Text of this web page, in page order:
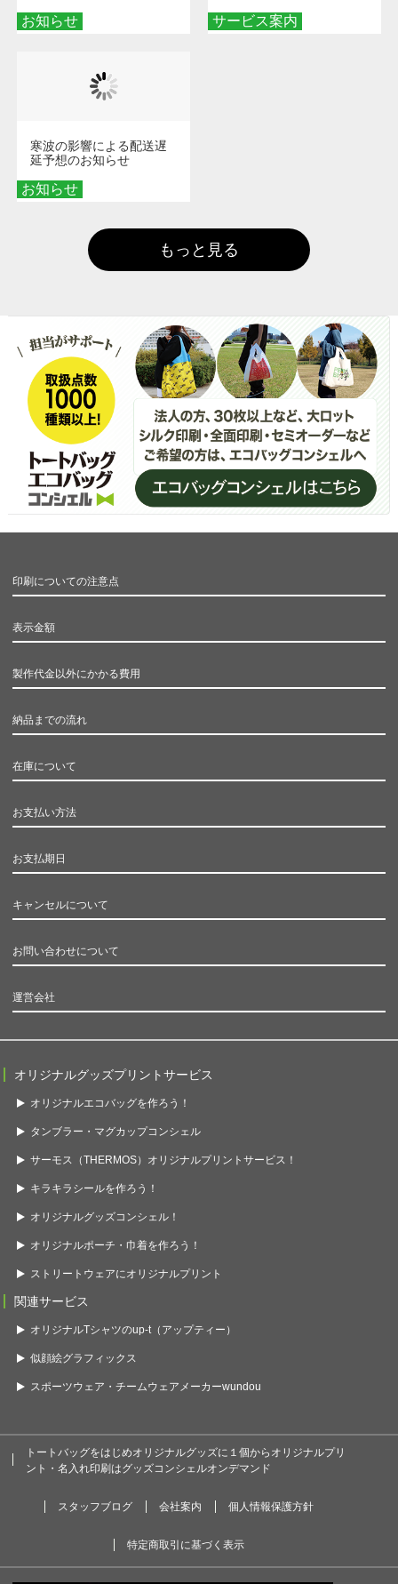
お知らせ サービス案内
お知らせ
寒波の影響による配送遅
延予想のお知らせ
もっと見る
印刷についての注意点
表示金額
製作代金以外にかかる費用
納品までの流れ
在庫について
お支払い方法
お支払期日
キャンセルについて
お問い合わせについて
運営会社
オリジナルグッズプリントサービス
オリジナルエコバッグを作ろう！
タンブラー・マグカップコンシェル
サーモス（THERMOS）オリジナルプリントサービス！
キラキラシールを作ろう！
オリジナルグッズコンシェル！
オリジナルポーチ・巾着を作ろう！
ストリートウェアにオリジナルプリント
関連サービス
オリジナルTシャツのup-t（アップティー）
似顔絵グラフィックス
スポーツウェア・チームウェアメーカーwundou
トートバッグをはじめオリジナルグッズに１個からオリジナルプリ
ント・名入れ印刷はグッズコンシェルオンデマンド
スタッフブログ 会社案内 個人情報保護方針
特定商取引に基づく表示